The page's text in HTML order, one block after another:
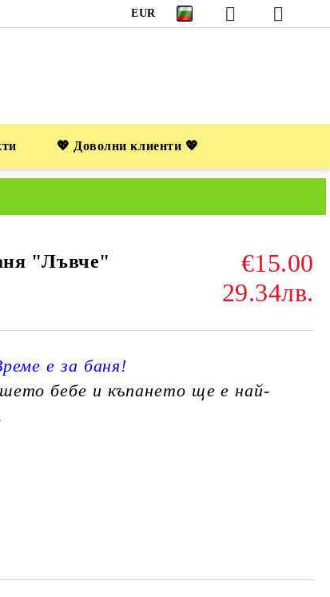
EUR
💖 Доволни клиенти 💖
"Лъвче"
€15.00
29.34лв.
е за баня!
бебе и къпането ще е най-